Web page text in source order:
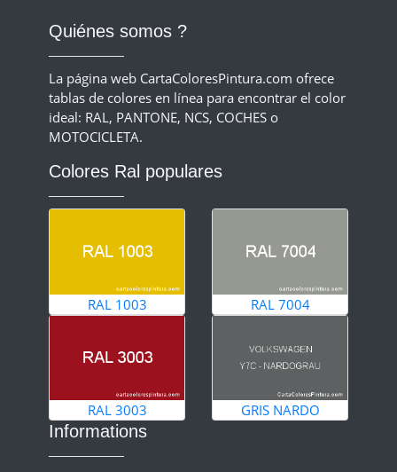
Quiénes somos ?
La página web CartaColoresPintura.com ofrece
tablas de colores en línea para encontrar el color
ideal: RAL, PANTONE, NCS, COCHES o
MOTOCICLETA.
Colores Ral populares
RAL 1003 RAL 7004
RAL 3003 GRIS NARDO
Informations